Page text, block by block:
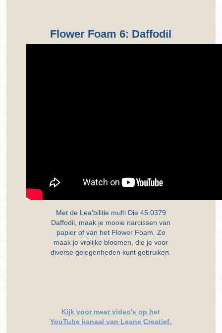
Flower Foam 6: Daffodil
Met de Lea'bilitie multi Die 45.0379
Daffodil, maak je mooie narcissen van
papier of van het Flower Foam. Zo
maak je vrolijke bloemen, die je voor
diverse gelegenheden kunt gebruiken.
Kijk voor meer video's op het
YouTube kanaal van Leane Creatief.